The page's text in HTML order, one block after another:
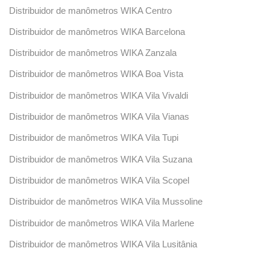
Distribuidor de manômetros WIKA Centro
Distribuidor de manômetros WIKA Barcelona
Distribuidor de manômetros WIKA Zanzala
Distribuidor de manômetros WIKA Boa Vista
Distribuidor de manômetros WIKA Vila Vivaldi
Distribuidor de manômetros WIKA Vila Vianas
Distribuidor de manômetros WIKA Vila Tupi
Distribuidor de manômetros WIKA Vila Suzana
Distribuidor de manômetros WIKA Vila Scopel
Distribuidor de manômetros WIKA Vila Mussoline
Distribuidor de manômetros WIKA Vila Marlene
Distribuidor de manômetros WIKA Vila Lusitânia